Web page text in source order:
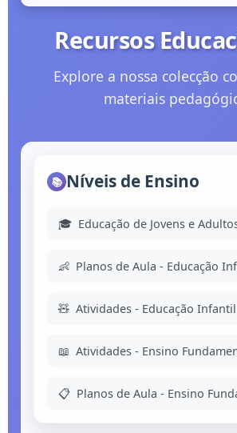
Recursos
Explore a nossa colecção
materiais
📚 Níveis de Ensino
🎓 Educação de Jovens e
👶 Planos de Aula - Educação
🧸 Atividades - Educação Infantil
📖 Atividades - Ensino
📋 Planos de Aula - Ensino